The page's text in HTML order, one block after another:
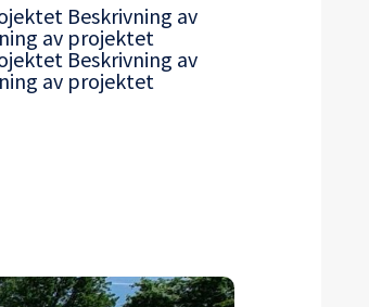
Beskrivning av
av projektet
Beskrivning av
av projektet